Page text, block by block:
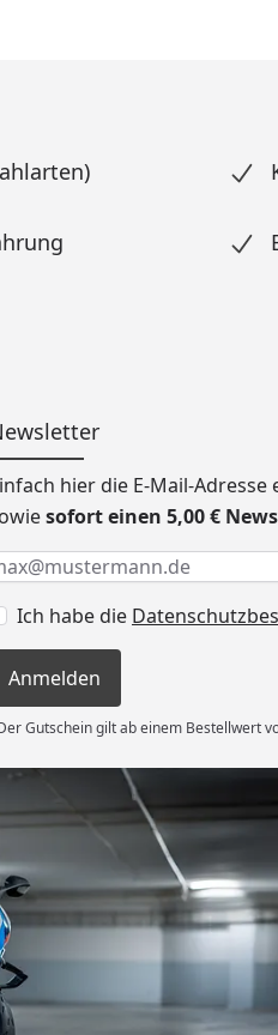
hier die E-Mail-
sofort einen 5,00 €
Eingabe erforderlich
erforderlich
Mail *
Ich habe die
Anmelden
Gutschein gilt ab einem Bestellwert